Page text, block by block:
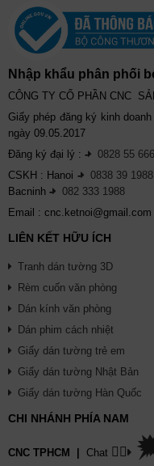
Nhập khẩu phân phối
CÔNG TY CỔ PHẦN CNC
Giấy phép đăng ký kinh
ngày 09.05.2017
Đăng ký đại lý : -
0828 55
CSKH : Hanoi - 0838 39 1988
Bacninh -
082 333 1988
Email : cnc.ketnoi@gmail.com
LIÊN KẾT HỮU ÍCH
Tranh dán tường 3D
Rèm cuốn văn phòng
Dán kính văn phòng
Dán phim cách nhiệt
Giấy dán tường trẻ em
Giấy dán tường Nhật Bản
Giấy dán tường Hàn Quốc
CHI NHÁNH PHÍA NAM
CNC TPHCM Chat 👉🏽